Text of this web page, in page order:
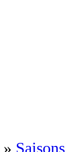
» Saisons